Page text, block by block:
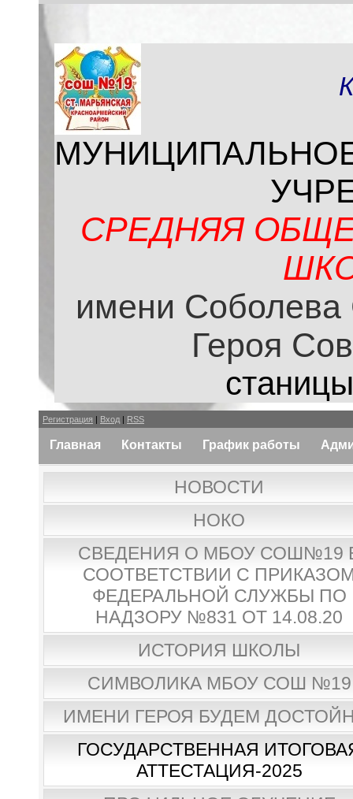
СРЕДНЯЯ
имени Соболева
Героя
Регистрация | Вход | RSS
Главная Контакты График работы
НОВОСТИ
НОКО
СВЕДЕНИЯ О МБОУ СОШ№19
СООТВЕТСТВИИ С
ФЕДЕРАЛЬНОЙ СЛУЖБЫ ПО
НАДЗОРУ №831 ОТ 14.08.20
ИСТОРИЯ ШКОЛЫ
СИМВОЛИКА МБОУ СОШ №19
ИМЕНИ ГЕРОЯ БУДЕМ
ГОСУДАРСТВЕННАЯ
АТТЕСТАЦИЯ-2025